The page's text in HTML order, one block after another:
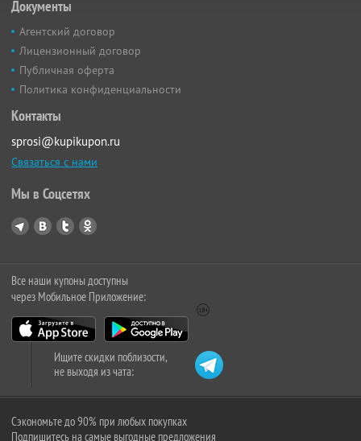
Документы
Агентский договор
Лицензионный договор
Публичная оферта
Политика конфиденциальности
Контакты
sprosi@kupikupon.ru
Связаться с нами
Мы в Соцсетях
Все наши купоны доступны
через Мобильное Приложение:
Ищите скидки поблизости,
не выходя из чата:
Сэкономьте до 90% при любых покупках
Подпишитесь на самые выгодные предложения